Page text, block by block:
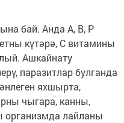
бай. Анда А, В, Р
күтәрә, С витамины
Ашкайнату
паразитлар булганда
яхшырта,
чыгара, канны,
лайланы